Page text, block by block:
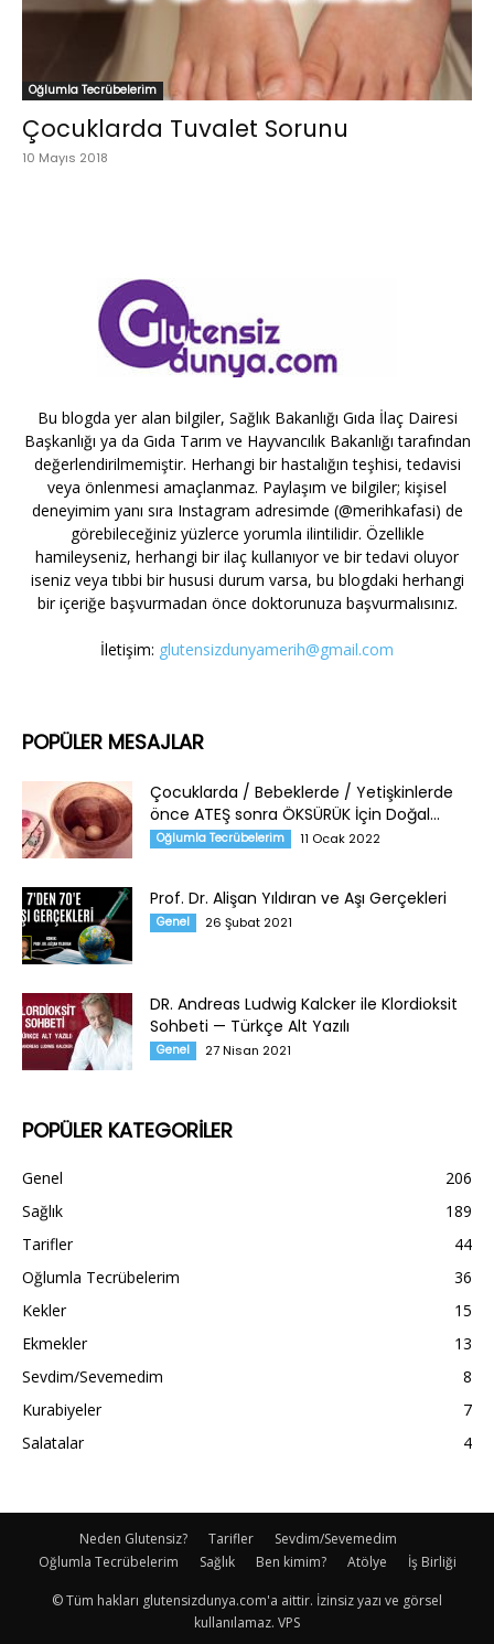
Oğlumla Tecrübelerim
Çocuklarda Tuvalet Sorunu
10 Mayıs 2018
Bu blogda yer alan bilgiler, Sağlık Bakanlığı Gıda İlaç Dairesi
Başkanlığı ya da Gıda Tarım ve Hayvancılık Bakanlığı tarafından
değerlendirilmemiştir. Herhangi bir hastalığın teşhisi, tedavisi
veya önlenmesi amaçlanmaz. Paylaşım ve bilgiler; kişisel
deneyimim yanı sıra Instagram adresimde (@merihkafasi) de
görebileceğiniz yüzlerce yorumla ilintilidir. Özellikle
hamileyseniz, herhangi bir ilaç kullanıyor ve bir tedavi oluyor
iseniz veya tıbbi bir hususi durum varsa, bu blogdaki herhangi
bir içeriğe başvurmadan önce doktorunuza başvurmalısınız.
İletişim: glutensizdunyamerih@gmail.com
POPÜLER MESAJLAR
Çocuklarda / Bebeklerde / Yetişkinlerde
önce ATEŞ sonra ÖKSÜRÜK İçin Doğal...
Oğlumla Tecrübelerim 11 Ocak 2022
Prof. Dr. Alişan Yıldıran ve Aşı Gerçekleri
Genel 26 Şubat 2021
DR. Andreas Ludwig Kalcker ile Klordioksit
Sohbeti — Türkçe Alt Yazılı
Genel 27 Nisan 2021
POPÜLER KATEGORİLER
Genel
206
Sağlık
189
Tarifler
44
Oğlumla Tecrübelerim
36
Kekler
15
Ekmekler
13
Sevdim/Sevemedim
8
Kurabiyeler
7
Salatalar
4
Neden Glutensiz? Tarifler
Sevdim/Sevemedim
Oğlumla Tecrübelerim
Sağlık Ben kimim? Atölye İş Birliği
© Tüm hakları glutensizdunya.com'a aittir. İzinsiz yazı ve görsel
kullanılamaz. VPS